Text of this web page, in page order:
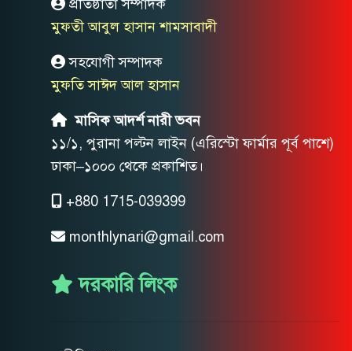
প্রতিষ্ঠাতা সম্পাদক
মুফতী আবুল হাসান শামসাবাদী
সহযোগী সম্পাদক
মুফতি সাঈদ আল হাসান
মাসিক আদর্শ নারী ভবন
১১/১, পুরানা পল্টন লাইন (এরিস্টো ফার্মার পূর্ব পাশে)
ঢাকা–১০০০ থেকে প্রকাশিত।
+880 1715-039399
monthlynari@gmail.com
দরকারি লিংক